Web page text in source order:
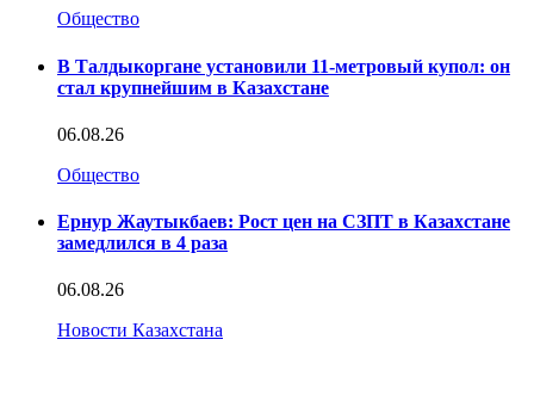
Общество
В Талдыкоргане установили 11-метровый купол: он
стал крупнейшим в Казахстане
06.08.26
Общество
Ернур Жаутыкбаев: Рост цен на СЗПТ в Казахстане
замедлился в 4 раза
06.08.26
Новости Казахстана